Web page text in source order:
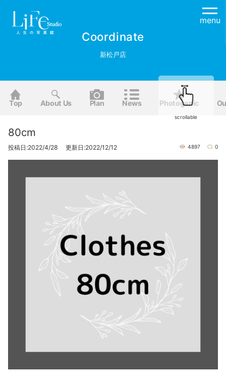
menu
Coordinate
新松戸店
Top About Us Plan News Photogenic
80cm
投稿日:2022/4/28 更新日:2022/12/12 4897 0